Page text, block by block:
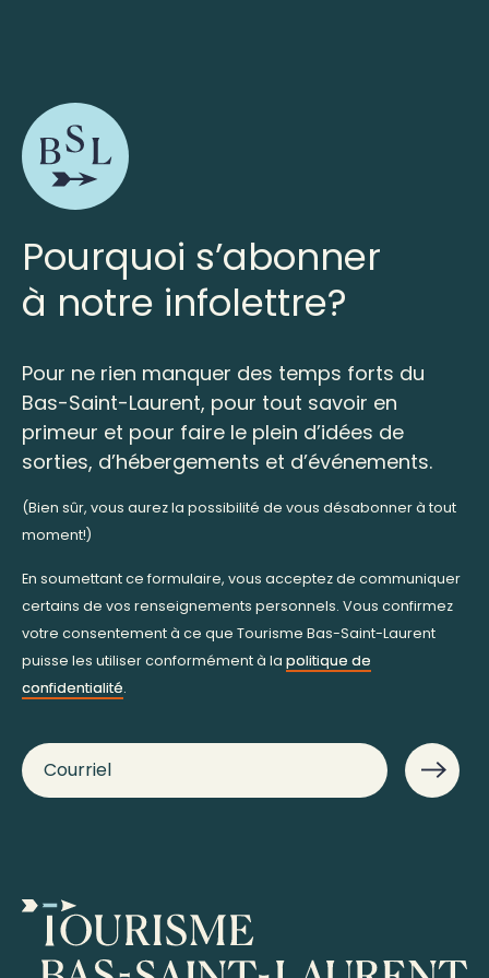
Pourquoi s’abonner
à notre infolettre?
Pour ne rien manquer des temps forts du
Bas-Saint-Laurent, pour tout savoir en
primeur et pour faire le plein d’idées de
sorties, d’hébergements et d’événements.
(Bien sûr, vous aurez la possibilité de vous désabonner à tout
moment!)
En soumettant ce formulaire, vous acceptez de communiquer
certains de vos renseignements personnels. Vous confirmez
votre consentement à ce que Tourisme Bas-Saint-Laurent
puisse les utiliser conformément à la politique de
confidentialité.